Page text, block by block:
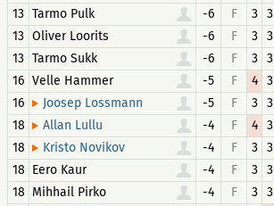
13 Tarmo Pulk -6 F 3 3
13 Oliver Loorits -6 F 3 3
13 Tarmo Sukk -6 F 3 3
16 Velle Hammer -5 F 4 3
16
Joosep Lossmann -5 F 3 3
18
Allan Lullu -4 F 4 3
18
Kristo Novikov -4 F 3 3
18 Eero Kaur -4 F 3 3
18 Mihhail Pirko -4 F 3 3